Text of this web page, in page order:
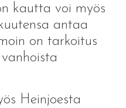
kautta voi myös
antaa
on tarkoitus
Heinjoesta